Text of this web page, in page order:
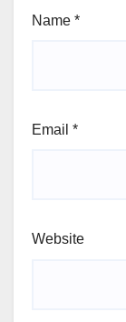
Name *
Email *
Website